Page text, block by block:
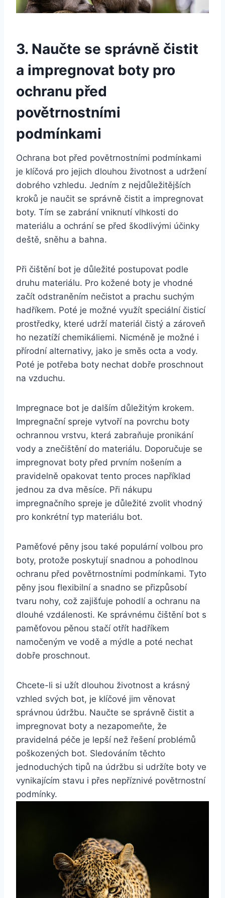
3. Naučte se správně čistit
a impregnovat boty pro
ochranu před
povětrnostními
podmínkami
Ochrana bot⁤ před povětrnostními podmínkami
je klíčová pro jejich dlouhou ⁤životnost a udržení ​
dobrého⁣ vzhledu. Jedním z⁤ nejdůležitějších
kroků je naučit se správně čistit a impregnovat
boty. ​Tím se zabrání vniknutí vlhkosti do⁣
materiálu a ochrání se před škodlivými účinky
deště, sněhu a bahna.
Při čištění bot⁢ je důležité⁢ postupovat podle
druhu materiálu. ⁤Pro ‍kožené boty je vhodné​
začít odstraněním nečistot a​ prachu suchým
hadříkem. Poté je možné využít speciální čisticí
prostředky,⁢ které udrží materiál čistý a zároveň
ho nezatíží chemikáliemi. Nicméně je možné i‍
přírodní alternativy, jako je směs octa a vody.
Poté ‌je potřeba ​boty nechat dobře proschnout
na vzduchu.
Impregnace bot je dalším důležitým krokem.
Impregnační spreje vytvoří na ‍povrchu boty
ochrannou ⁢vrstvu, která zabraňuje pronikání
⁤vody a znečištění do materiálu. Doporučuje se
impregnovat boty před prvním‍ nošením a
pravidelně ⁢opakovat tento proces například
jednou za dva ​měsíce. ‍Při nákupu
impregnačního spreje je důležité zvolit ⁣vhodný
pro konkrétní typ materiálu ‌bot.
Paměťové pěny jsou‌ také‍ populární volbou pro
boty, protože poskytují snadnou a pohodlnou
ochranu‌ před povětrnostními‍ podmínkami. Tyto
pěny jsou flexibilní a snadno se⁢ přizpůsobí
tvaru nohy, což zajišťuje pohodlí‌ a ochranu na
dlouhé vzdálenosti. Ke ⁢správnému čištění bot⁣ s
paměťovou pěnou stačí otřít hadříkem
namočeným ve vodě a mýdle a poté nechat
⁣dobře proschnout.
Chcete-li si užít dlouhou životnost a krásný
vzhled svých bot, je klíčové⁣ jim věnovat
správnou údržbu. Naučte se správně čistit a
impregnovat‍ boty ⁢a nezapomeňte, že
pravidelná péče je⁢ lepší než řešení problémů
poškozených bot. Sledováním těchto
jednoduchých tipů na údržbu⁢ si udržíte boty ve
vynikajícím stavu i​ přes nepříznivé povětrnostní
podmínky.